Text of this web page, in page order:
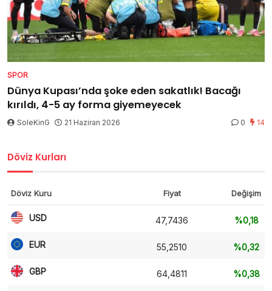
SPOR
Dünya Kupası’nda şoke eden sakatlık! Bacağı
kırıldı, 4-5 ay forma giyemeyecek
SoleKinG 21 Haziran 2026 0 14
Döviz Kurları
Döviz Kuru Fiyat Değişim
USD 47,7436 %0,18
EUR 55,2510 %0,32
GBP 64,4811 %0,38